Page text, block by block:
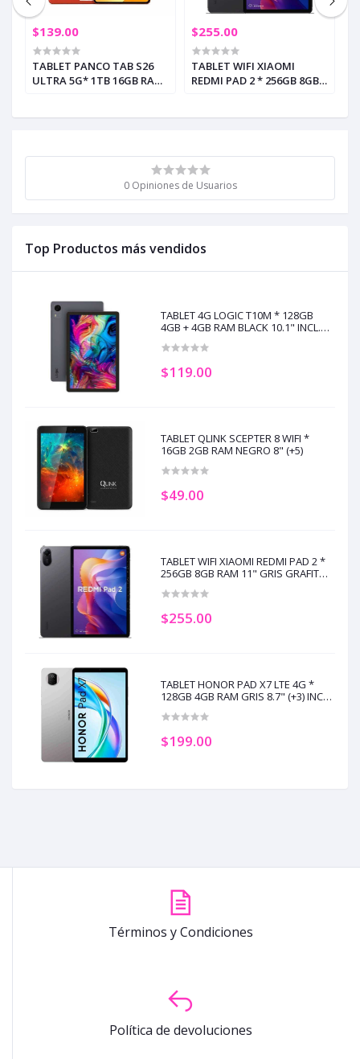
0 Opiniones de Usuarios
Top Productos más vendidos
TABLET 4G LOGIC T10M * 128GB
4GB + 4GB RAM BLACK 10.1" INCL.
$119.00
TABLET QLINK SCEPTER 8 WIFI *
16GB 2GB RAM NEGRO 8" (+5)
$49.00
TABLET WIFI XIAOMI REDMI PAD 2 *
256GB 8GB RAM 11" GRIS GRAFITO
$255.00
TABLET HONOR PAD X7 LTE 4G *
128GB 4GB RAM GRIS 8.7" (+3) INCL.
$199.00
$139.00
TABLET PANCO TAB S26
ULTRA 5G* 1TB 16GB RAM
$255.00
TABLET WIFI XIAOMI
REDMI PAD 2 * 256GB 8GB
Términos y Condiciones
Política de devoluciones